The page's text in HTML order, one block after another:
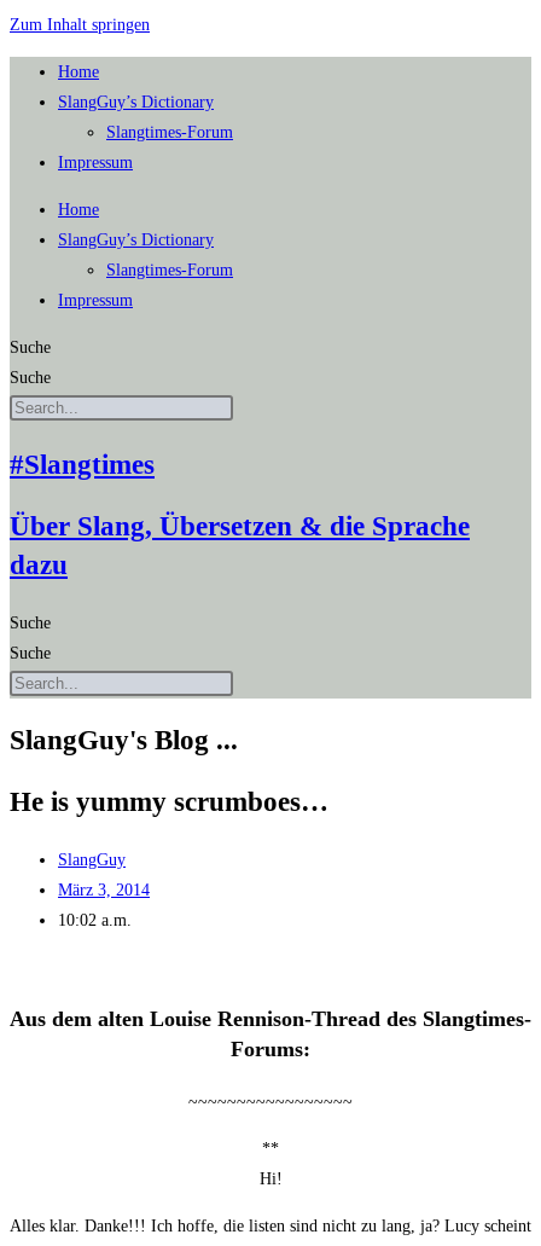
Zum Inhalt springen
Home
SlangGuy’s Dic­tion­a­ry
Slang­times-Forum
Impres­sum
Home
SlangGuy’s Dic­tion­a­ry
Slang­times-Forum
Impres­sum
Suche
Suche
#Slangtimes
Über Slang, Übersetzen & die Sprache
dazu
Suche
Suche
SlangGuy's Blog ...
He is yum­my scrumboes…
SlangGuy
März 3, 2014
10:02 a.m.
Aus dem alten Loui­se Ren­ni­son-Thread des Slangtimes-
Forums:
~~~~~~~~~~~~~~~~~
**
Hi!
Alles klar. Dan­ke!!! Ich hof­fe, die lis­ten sind nicht zu lang, ja? Lucy scheint